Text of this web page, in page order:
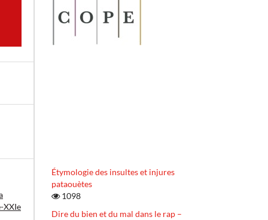
XXIe
Étymologie des insultes et injures
pataouètes
1098
Dire du bien et du mal dans le rap –